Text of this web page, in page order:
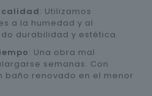
: Utilizamos
a la humedad y al
durabilidad y estética.
: Una obra mal
semanas. Con
baño renovado en el menor